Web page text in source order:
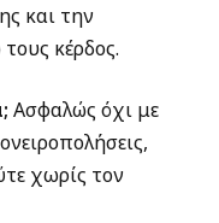
και την
κέρδος.
Ασφαλώς όχι με
χωρίς τον